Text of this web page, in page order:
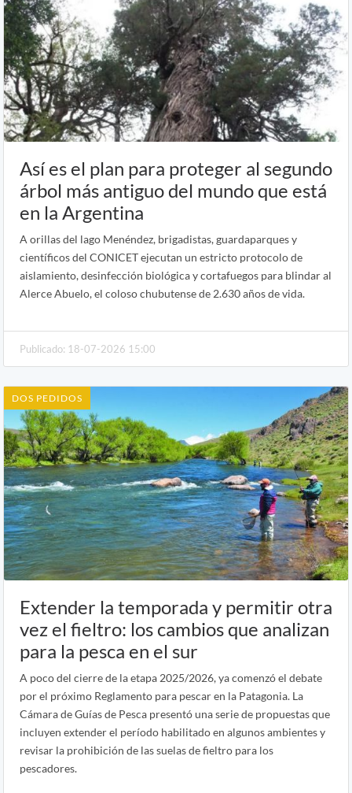
Así es el plan para proteger al segundo
árbol más antiguo del mundo que está
en la Argentina
A orillas del lago Menéndez, brigadistas, guardaparques y
científicos del CONICET ejecutan un estricto protocolo de
aislamiento, desinfección biológica y cortafuegos para blindar al
Alerce Abuelo, el coloso chubutense de 2.630 años de vida.
Publicado: 18-07-2026 15:00
DOS PEDIDOS
Extender la temporada y permitir otra
vez el fieltro: los cambios que analizan
para la pesca en el sur
A poco del cierre de la etapa 2025/2026, ya comenzó el debate
por el próximo Reglamento para pescar en la Patagonia. La
Cámara de Guías de Pesca presentó una serie de propuestas que
incluyen extender el período habilitado en algunos ambientes y
revisar la prohibición de las suelas de fieltro para los
pescadores.